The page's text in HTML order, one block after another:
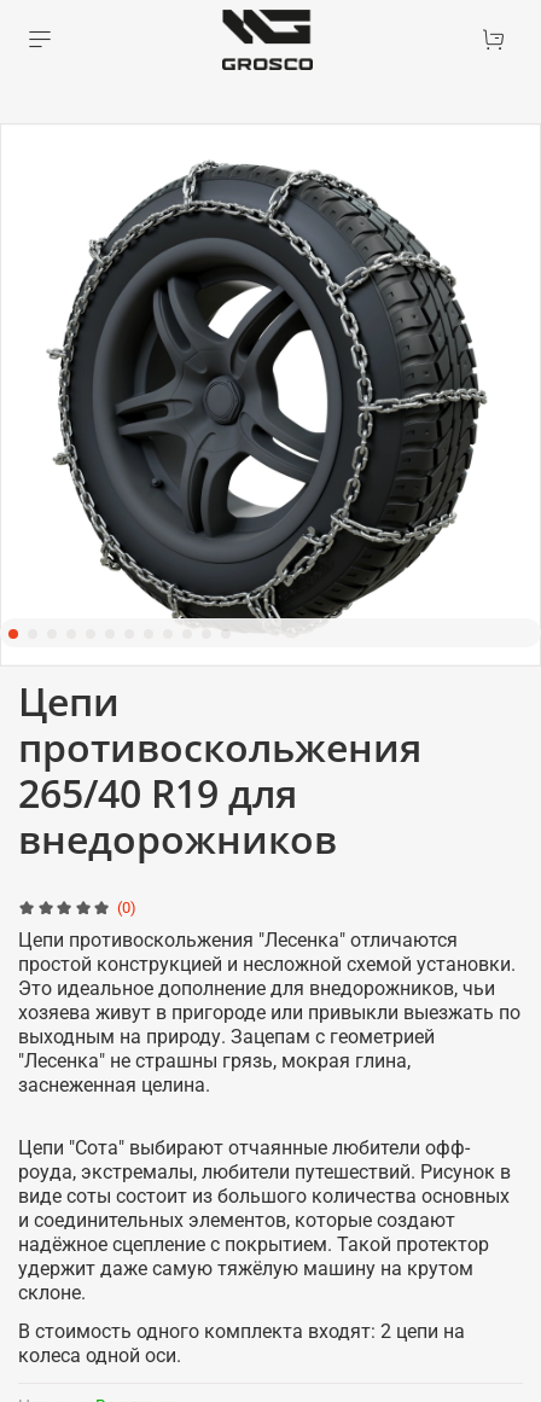
(0)
Цепи
противоскольжения
265/40 R19 для
внедорожников
Цепи противоскольжения "Лесенка" отличаются
простой конструкцией и несложной схемой установки.
Это идеальное дополнение для внедорожников, чьи
хозяева живут в пригороде или привыкли выезжать по
выходным на природу. Зацепам с геометрией
"Лесенка" не страшны грязь, мокрая глина,
заснеженная целина.
Цепи "Сота" выбирают отчаянные любители офф-
роуда, экстремалы, любители путешествий. Рисунок в
виде соты состоит из большого количества основных
и соединительных элементов, которые создают
надёжное сцепление с покрытием. Такой протектор
удержит даже самую тяжёлую машину на крутом
склоне.
В стоимость одного комплекта входят: 2 цепи на
колеса одной оси.